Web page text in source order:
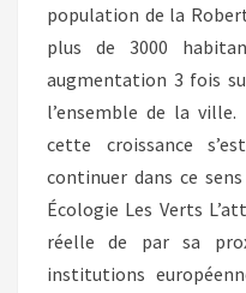
population de la
plus de 3000
augmentation 3 fois
l’ensemble de la
cette croissance
continuer dans ce
Écologie Les Verts
réelle de par sa
institutions